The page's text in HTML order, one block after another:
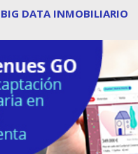
DATA INMOBILIARIO